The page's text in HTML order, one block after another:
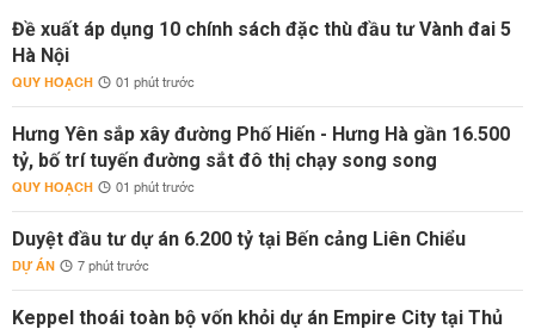
Đề xuất áp dụng 10 chính sách đặc thù đầu tư Vành đai 5
Hà Nội
QUY HOẠCH 01 phút trước
Hưng Yên sắp xây đường Phố Hiến - Hưng Hà gần 16.500
tỷ, bố trí tuyến đường sắt đô thị chạy song song
QUY HOẠCH 01 phút trước
Duyệt đầu tư dự án 6.200 tỷ tại Bến cảng Liên Chiểu
DỰ ÁN 7 phút trước
Keppel thoái toàn bộ vốn khỏi dự án Empire City tại Thủ